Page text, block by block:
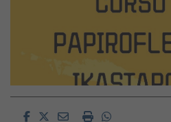
FacebookTwitterEmailImprimirWhatsapp